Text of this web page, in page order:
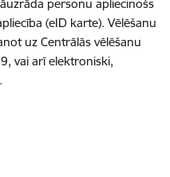
personu apliecinošs
(eID karte). Vēlēšanu
uz Centrālās vēlēšanu
vai arī elektroniski,